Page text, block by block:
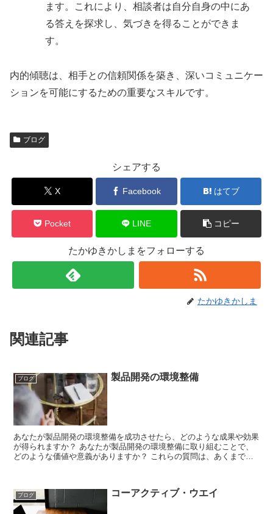
ます。これにより、相談者は自分自身の中にあ
る答えを探求し、気づきを得ることができま
す。
内的傾聴は、相手との信頼関係を築き、深いコミュニケー
ションを可能にするための重要なスキルです。
ブログ
シェアする
X Facebook はてブ
Pocket LINE コピー
たかゆきかしまをフォローする
たかゆきかしま
関連記事
ブログ 製品開発の環境整備
あなたが製品開発の環境整備を成功させたら、どのような成果や効果
が得られますか？ あなたが製品開発の環境整備に取り組むことで、
どのような価値や意義がありますか？ これらの質問は、あくまで一
ブログ コーアクティブ・ウエイ